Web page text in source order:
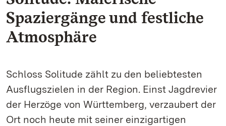
Spaziergänge und festliche
Atmosphäre
Schloss Solitude zählt zu den beliebtesten
Ausflugszielen in der Region. Einst Jagdrevier
der Herzöge von Württemberg, verzaubert der
Ort noch heute mit seiner einzigartigen